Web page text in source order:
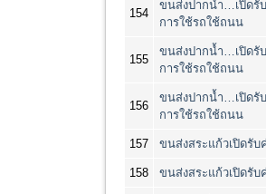
154
ขนส่งปากน้ำ…เปิดรั
การใช้รถใช้ถนน
155
ขนส่งปากน้ำ…เปิดรั
การใช้รถใช้ถนน
156
ขนส่งปากน้ำ…เปิดรั
การใช้รถใช้ถนน
157 ขนส่งสระแก้วเปิดรั
158 ขนส่งสระแก้วเปิดรั